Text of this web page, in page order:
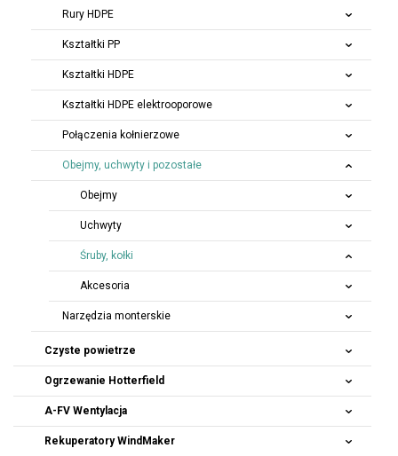
Rury HDPE
Kształtki PP
Kształtki HDPE
Kształtki HDPE elektrooporowe
Połączenia kołnierzowe
Obejmy, uchwyty i pozostałe
Obejmy
Uchwyty
Śruby, kołki
Akcesoria
Narzędzia monterskie
Czyste powietrze
Ogrzewanie Hotterfield
A-FV Wentylacja
RekuperatoryWindMaker